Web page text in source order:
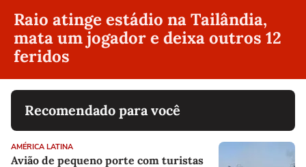
Raio atinge estádio na Tailândia,
mata um jogador e deixa outros 12
feridos
Recomendado para você
AMÉRICA LATINA
Avião de pequeno porte com turistas